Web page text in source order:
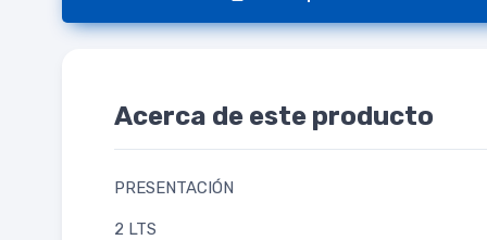
Acerca de este producto
PRESENTACIÓN
2 LTS